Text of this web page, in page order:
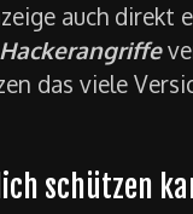
auch direkt
Hackerangriffe
das viele
schützen